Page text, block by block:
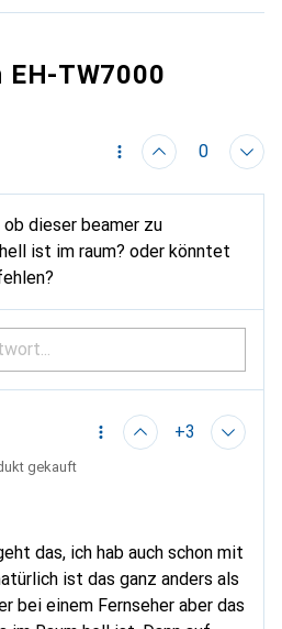
EH-TW7000
0
ob dieser beamer zu
ist im raum? oder könntet
+3
gekauft
das, ich hab auch schon mit
ist das ganz anders als
bei einem Fernseher aber das